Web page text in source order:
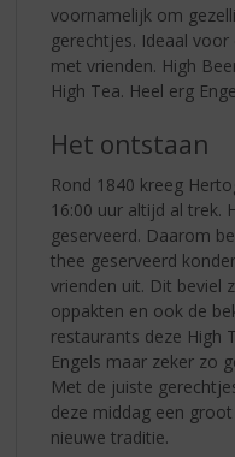
voornamelijk om
gerechtjes. Ideaal
met vrienden. High
High Tea. Heel erg
Het ontstaan
Rond 1840 kreeg
16:00 uur altijd al trek.
geserveerd. Daarom
thee geserveerd
vrienden uit. Dit beviel
oppakten en ook de
restaurants deze High
Engels maar zeker zo
Met de juiste
deze middag een
nieuwe traditie.